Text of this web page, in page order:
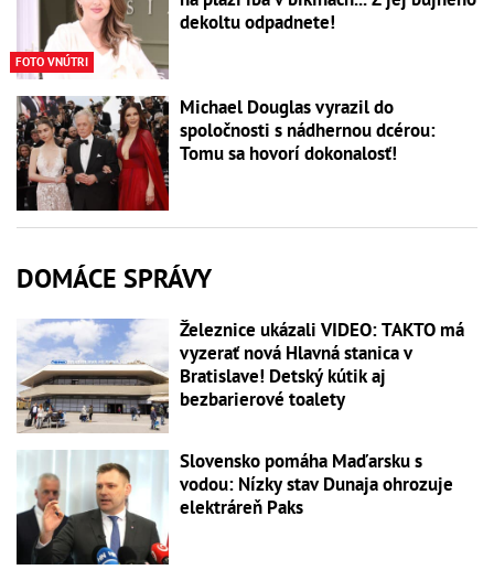
FOTO VNÚTRI
dekoltu odpadnete!
Michael Douglas vyrazil do
spoločnosti s nádhernou dcérou:
Tomu sa hovorí dokonalosť!
DOMÁCE SPRÁVY
Železnice ukázali VIDEO: TAKTO má
vyzerať nová Hlavná stanica v
Bratislave! Detský kútik aj
bezbarierové toalety
Slovensko pomáha Maďarsku s
vodou: Nízky stav Dunaja ohrozuje
elektráreň Paks